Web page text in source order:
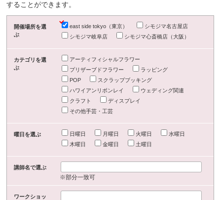
することができます。
開催場所を選
ぶ
east side tokyo（東京）
シモジマ名古屋店
シモジマ岐阜店
シモジマ心斎橋店（大阪）
カテゴリを選
ぶ
アーティフィシャルフラワー
プリザーブドフラワー
ラッピング
POP
スクラップブッキング
ハワイアンリボンレイ
ウェディング関連
クラフト
ディスプレイ
その他手芸・工芸
曜日を選ぶ 日曜日 月曜日 火曜日
水曜日
木曜日
金曜日 土曜日
講師名で選ぶ
※部分一致可
ワークショッ